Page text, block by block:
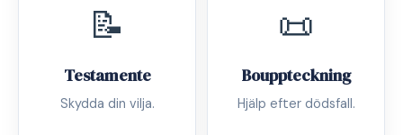
📝
Testamente
Skydda din vilja.
📜
Bouppteckning
Hjälp efter dödsfall.